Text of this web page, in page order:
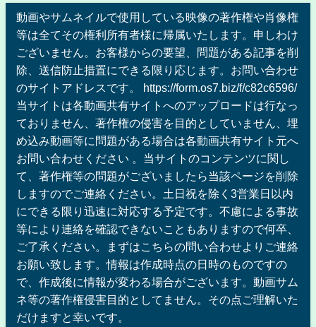
動画やサムネイルで使用している映像の著作権や肖像権
等は全てその権利所有者様に帰属いたします。申しわけ
ございません。お客様からの要望、問題がある記事を削
除、送信防止措置にできる限り応じます。お問い合わせ
のサイトアドレスです。 https://form.os7.biz/f/c82c6596/
当サイトは各動画共有サイトへのアップロードは行なっ
ておりません、著作権の侵害を目的としていません、埋
め込み動画等に問題がある場合は各動画共有サイト元へ
お問い合わせください 。当サイトのコンテンツに関し
て、著作権等の問題がございましたら当該ページを削除
しますのでご連絡ください。土日祝を除く3営業日以内
にできる限り迅速に対応する予定です。不慮による事故
等により連絡を確認できないこともありますので何卒、
ご了承ください。まずはこちらの問い合わせよりご連絡
お願い致します。情報は作成時点の日時のものですの
で、作成後に情報が変わる場合がございます。動画サム
ネ等の著作権侵害目的としてません。その点ご理解いた
だけますと幸いです。